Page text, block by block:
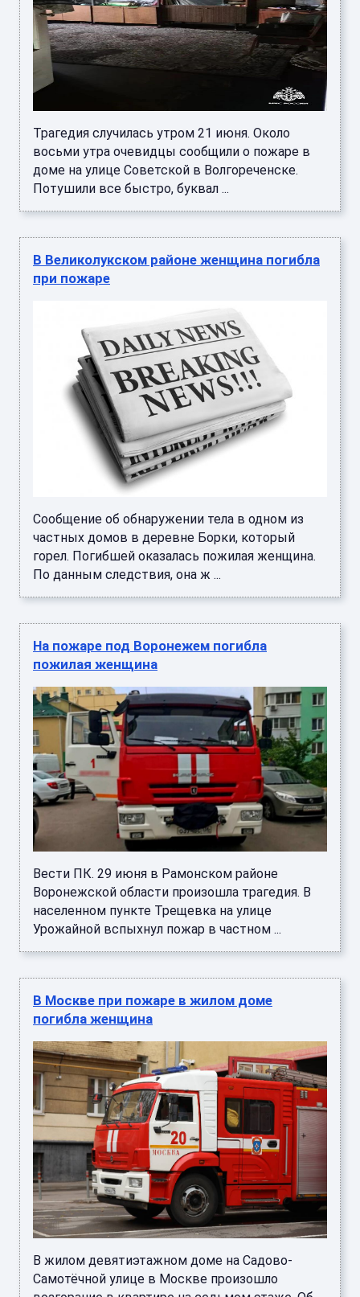
Трагедия случилась утром 21 июня. Около
восьми утра очевидцы сообщили о пожаре в
доме на улице Советской в Волгореченске.
Потушили все быстро, буквал ...
В Великолукском районе женщина погибла
при пожаре
Сообщение об обнаружении тела в одном из
частных домов в деревне Борки, который
горел. Погибшей оказалась пожилая женщина.
По данным следствия, она ж ...
На пожаре под Воронежем погибла
пожилая женщина
Вести ПК. 29 июня в Рамонском районе
Воронежской области произошла трагедия. В
населенном пункте Трещевка на улице
Урожайной вспыхнул пожар в частном ...
В Москве при пожаре в жилом доме
погибла женщина
В жилом девятиэтажном доме на Садово-
Самотёчной улице в Москве произошло